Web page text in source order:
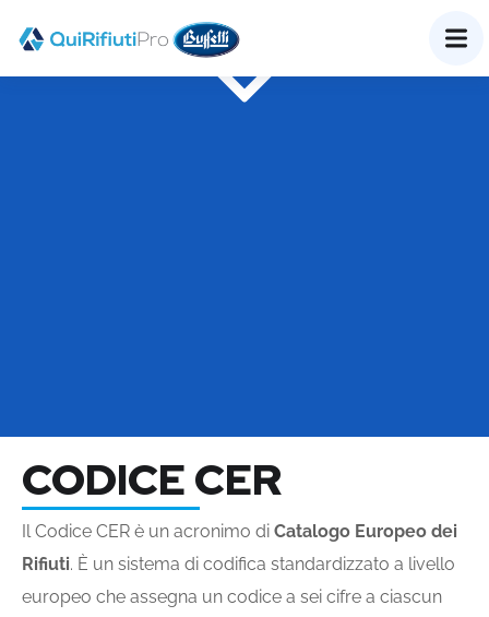
GLOSSARIO
CODICE CER
Il Codice CER è un acronimo di Catalogo Europeo dei
Rifiuti. È un sistema di codifica standardizzato a livello
europeo che assegna un codice a sei cifre a ciascun